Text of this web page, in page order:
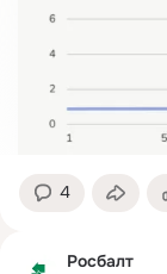
4
Росбалт